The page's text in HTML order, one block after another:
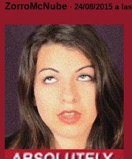
ZorroMcNube · 24/08/2015 a